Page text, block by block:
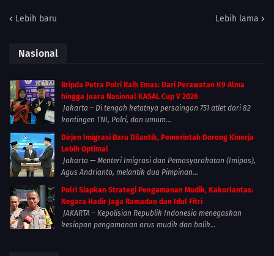
Lebih baru Lebih lama
Nasional
Bripda Petra Polri Raih Emas: Dari Perawatan K9 Alma
hingga Juara Nasional KASAL Cup V 2026
Jakarta – Di tengah ketatnya persaingan 751 atlet dari 82
kontingen TNI, Polri, dan umum...
Dirjen Imigrasi Baru Dilantik, Pemerintah Dorong Kinerja
Lebih Optimal
Jakarta — Menteri Imigrasi dan Pemasyarakatan (Imipas),
Agus Andrianto, melantik dua Pimpinan...
Polri Siapkan Strategi Pengamanan Mudik, Kakorlantas:
Negara Hadir Jaga Ramadan dan Idul Fitri
JAKARTA – Kepolisian Republik Indonesia menegaskan
kesiapan pengamanan arus mudik dan balik...